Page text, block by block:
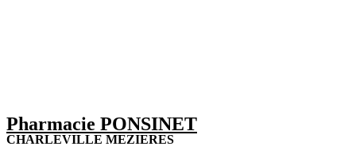
Pharmacie PONSINET
CHARLEVILLE MEZIERES